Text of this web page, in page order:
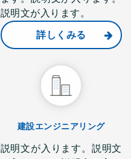
説明文が入ります。
詳しくみる
建設エンジニアリング
説明文が入ります。説明文